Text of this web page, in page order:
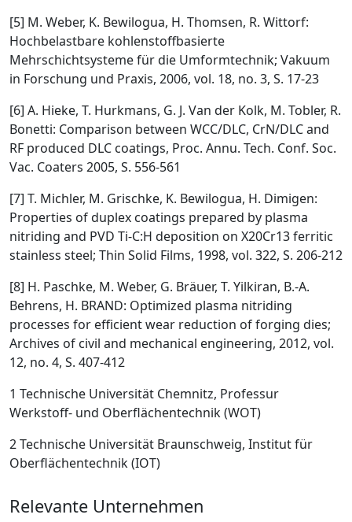
[5] M. Weber, K. Bewilogua, H. Thomsen, R. Wittorf:
Hochbelastbare kohlenstoffbasierte
Mehrschichtsysteme für die Umformtechnik; Vakuum
in Forschung und Praxis, 2006, vol. 18, no. 3, S. 17-23
[6] A. Hieke, T. Hurkmans, G. J. Van der Kolk, M. Tobler, R.
Bonetti: Comparison between WCC/DLC, CrN/DLC and
RF produced DLC coatings, Proc. Annu. Tech. Conf. Soc.
Vac. Coaters 2005, S. 556-561
[7] T. Michler, M. Grischke, K. Bewilogua, H. Dimigen:
Properties of duplex coatings prepared by plasma
nitriding and PVD Ti-C:H deposition on X20Cr13 ferritic
stainless steel; Thin Solid Films, 1998, vol. 322, S. 206-212
[8] H. Paschke, M. Weber, G. Bräuer, T. Yilkiran, B.-A.
Behrens, H. BRAND: Optimized plasma nitriding
processes for efficient wear reduction of forging dies;
Archives of civil and mechanical engineering, 2012, vol.
12, no. 4, S. 407-412
1 Technische Universität Chemnitz, Professur
Werkstoff- und Oberflächentechnik (WOT)
2Technische Universität Braunschweig, Institut für
Oberflächentechnik (IOT)
Relevante Unternehmen